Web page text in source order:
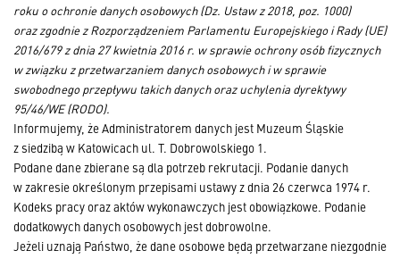
roku o ochronie danych osobowych (Dz. Ustaw z 2018, poz. 1000)
oraz zgodnie z Rozporządzeniem Parlamentu Europejskiego i Rady (UE)
2016/679 z dnia 27 kwietnia 2016 r. w sprawie ochrony osób fizycznych
w związku z przetwarzaniem danych osobowych i w sprawie
swobodnego przepływu takich danych oraz uchylenia dyrektywy
95/46/WE (RODO).
Informujemy, że Administratorem danych jest Muzeum Śląskie
z siedzibą w Katowicach ul. T. Dobrowolskiego 1.
Podane dane zbierane są dla potrzeb rekrutacji. Podanie danych
w zakresie określonym przepisami ustawy z dnia 26 czerwca 1974 r.
Kodeks pracy oraz aktów wykonawczych jest obowiązkowe. Podanie
dodatkowych danych osobowych jest dobrowolne.
Jeżeli uznają Państwo, że dane osobowe będą przetwarzane niezgodnie